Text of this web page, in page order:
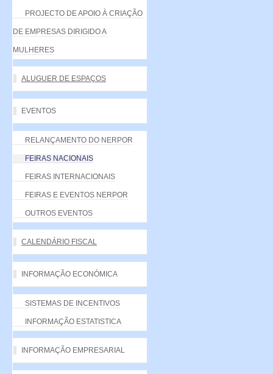
PROJECTO DE APOIO À CRIAÇÃO
DE EMPRESAS DIRIGIDO A
MULHERES
ALUGUER DE ESPAÇOS
EVENTOS
RELANÇAMENTO DO NERPOR
FEIRAS NACIONAIS
FEIRAS INTERNACIONAIS
FEIRAS E EVENTOS NERPOR
OUTROS EVENTOS
CALENDÁRIO FISCAL
INFORMAÇÃO ECONÓMICA
SISTEMAS DE INCENTIVOS
INFORMAÇÃO ESTATISTICA
INFORMAÇÃO EMPRESARIAL